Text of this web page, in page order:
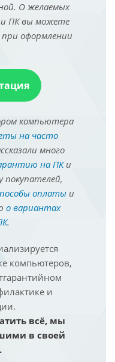
О желаемых
ПК вы можете
оформлении
компьютера
на часто
много
на ПКи
покупателей,
оплатыи
о вариантах
.
компьютеров,
и
всё, мы
в своей